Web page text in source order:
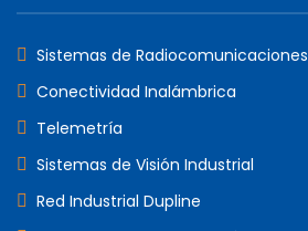
Sistemas de Radiocomunicaciones
Conectividad Inalámbrica
Telemetría
Sistemas de Visión Industrial
Red Industrial Dupline